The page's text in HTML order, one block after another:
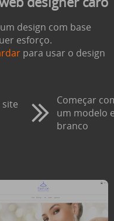
design com base
esforço.
para usar o design
site
Começar
um modelo
branco